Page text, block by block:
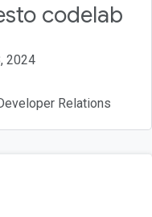
codelab
2024
Relations